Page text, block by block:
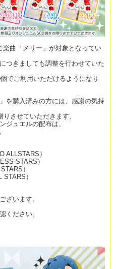
曲「メリー」が対象となってい
つきましても調整を行わせていた
でご利用いただけるようになり
を購入済みの方には、感謝の気持
させていただきます。
ジュエルの配布は、
ALLSTARS）
STARS）
）
）
ざいます。
ください。